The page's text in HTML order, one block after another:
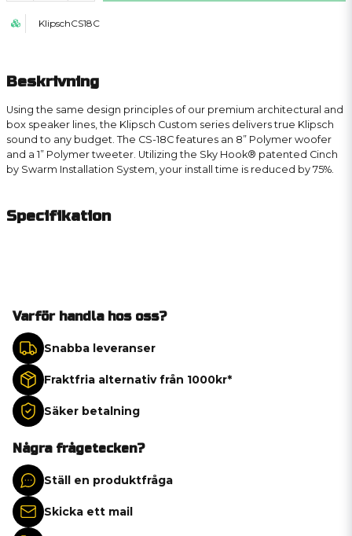
KlipschCS18C
Beskrivning
Using the same design principles of our premium architectural and
box speaker lines, the Klipsch Custom series delivers true Klipsch
sound to any budget. The CS-18C features an 8” Polymer woofer
and a 1” Polymer tweeter. Utilizing the Sky Hook® patented Cinch
by Swarm Installation System, your install time is reduced by 75%.
Specifikation
Varför handla hos oss?
Snabba leveranser
Fraktfria alternativ från 1000kr*
Säker betalning
Några frågetecken?
Ställ en produktfråga
Skicka ett mail